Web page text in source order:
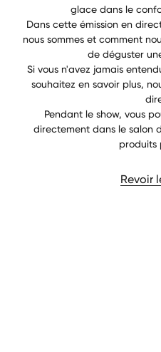
glace dans le
Dans cette émission en
nous sommes et comment
de déguster
Si vous n'avez jamais
souhaitez en savoir plus,
Pendant le show, vous
directement dans le salon
produits
Revoir